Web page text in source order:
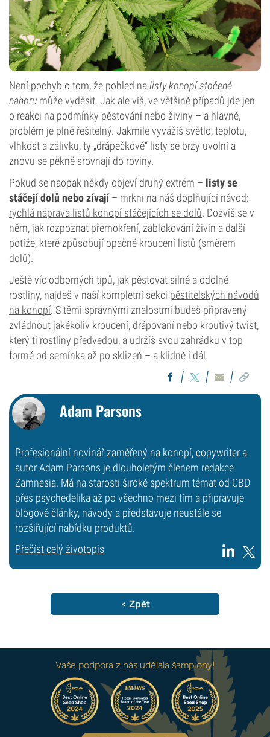
Není pochyb o tom, že pohled nalisty konopí stočené
nahoru může vyděsit. Jak ale víš, ve většině případů jde jen
o reakci na podmínky pěstování nebo živiny – a hlavně,
problém je plně řešitelný. Jakmile vyvážíš světlo, teplotu,
vlhkost a zálivku, ty „drápečkové“ listy se brzy uvolní a
znovu se pěkně srovnají do roviny.
Pokud se naopak někdy objeví druhý extrém – listy se
stáčejí dolů nebo zívají– mrkni na náš doplňující návod:
rychlá náprava listů konopí stáčejících se dolů. Dozvíš se v
něm, jak rozpoznat přemokření, zablokování živin a další
potíže, které způsobují opačné kroucení listů (směrem
dolů).
Ještě víc odborných tipů, jak pěstovat silné a odolné
rostliny, najdeš v naší kompletní sekci pěstitelských návodů
na konopí. S těmi správnými znalostmi budeš připravený
zvládnout jakékoliv kroucení, drápování nebo kroutivý twist,
který ti rostliny předvedou, a udržíš svou zahrádku v top
formě od semínka až po sklizeň – a klidně i dál.
Adam Parsons
Profesionální novinář zaměřený na konopí, copywriter a
autor Adam Parsons je dlouholetým členem redakce
Zamnesia. Má na starosti široké spektrum témat od CBD
přes psychedelika až po všechno mezi tím a připravuje
blogové články, návody a představuje neustále se
rozšiřující nabídku produktů.
Přečíst celý životopis
< Zpět
Vaše podpora z nás udělala šampiony!